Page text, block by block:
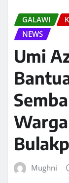
GALAWI
NEWS
Umi
Mughni